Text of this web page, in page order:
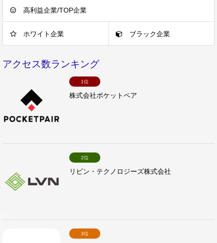
高利益企業/TOP企業
ホワイト企業 ブラック企業
アクセス数ランキング
1位
株式会社ポケットペア
2位
リビン・テクノロジーズ株式会社
3位